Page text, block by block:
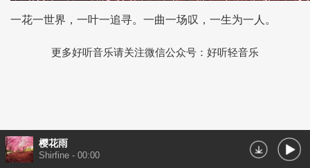
一花一世界，一叶一追寻。一曲一场叹，一生为一人。
更多好听音乐请关注微信公众号：好听轻音乐
樱花雨
Shirfine - 00:00